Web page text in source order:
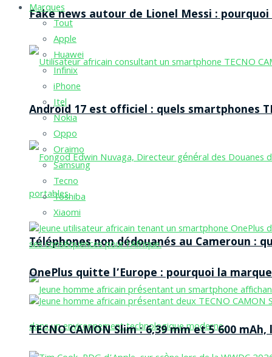
Fake news autour de Lionel Messi :
Android 17 est officiel : quels smartphones
Téléphones non dédouanés au Cameroun :
Marques
Tout
Apple
Huawei
Infinix
iPhone
Itel
Nokia
Oppo
Oraimo
Samsung
Tecno
Toshiba
Xiaomi
OnePlus quitte l’Europe : pourquoi la
TECNO CAMON Slim : 6,39 mm et 5 600